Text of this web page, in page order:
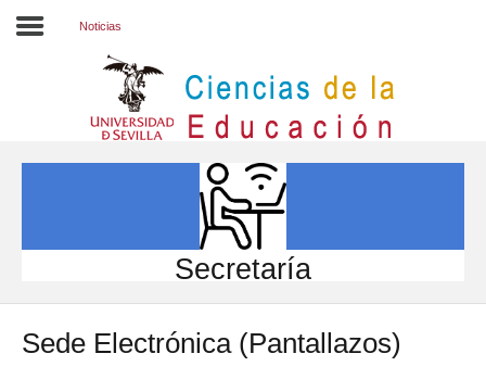
INVESTIGACIÓN
INTERNACIONAL
Noticias
Secretaría
Sede Electrónica (Pantallazos)